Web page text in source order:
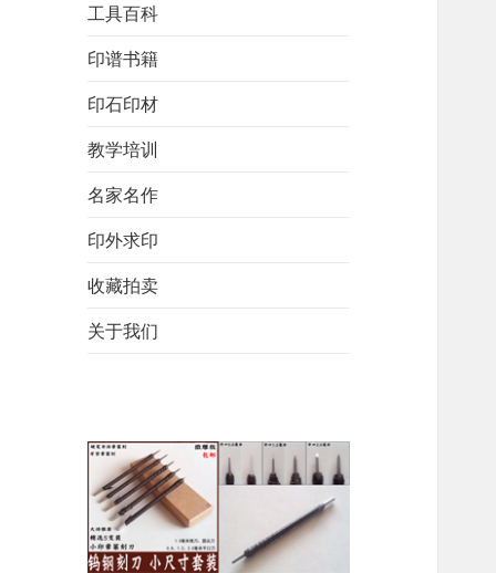
工具百科
印谱书籍
印石印材
教学培训
名家名作
印外求印
收藏拍卖
关于我们